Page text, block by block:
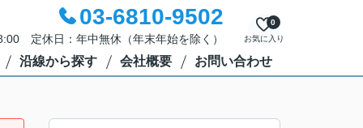
03-6810-9502
定休日：年中無休（年末年始を除く） お気に入り
0
沿線から探す 会社概要 お問い合わせ